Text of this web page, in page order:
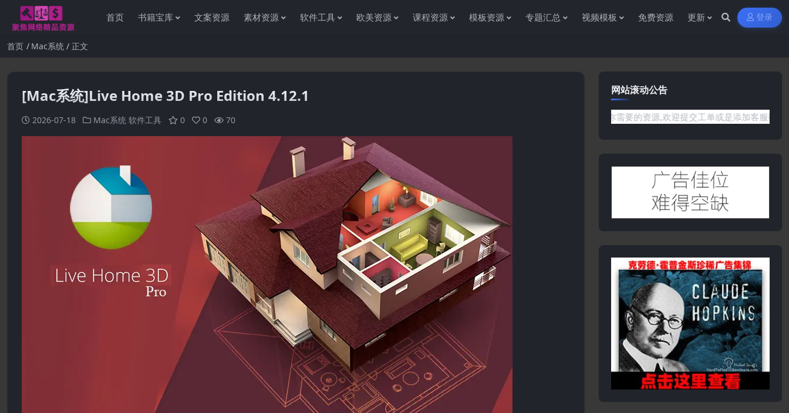
首页 书籍宝库 文案资源 素材资源 软件工具 欧美资源 课程资源 模板资源 专题汇总 视频模板 免费资源 更新 登录
首页 Mac系统 正文
[Mac系统]Live Home 3D Pro Edition 4.12.1
2026-07-18 Mac系统 软件工具 0 0 70
网站滚动公告
感谢您访问资源杂货铺获取各种信息资源!如果遇到任何问题或是网站没有你需要的资源,欢迎提交工单或是添加客服微信:ywb386获取